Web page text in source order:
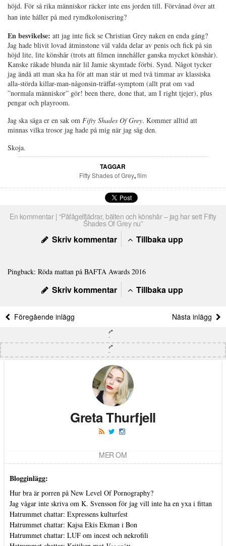
höjd. För så rika människor räcker inte ens jorden till. Förvånad över att
han inte håller på med rymdkolonisering?
En besvikelse: att jag inte fick se Christian Grey naken en enda gång?
Jag hade blivit lovad åtminstone väl valda delar av penis och fick på sin
höjd lite, lite könshår (trots att filmen innehåller ganska mycket könshår).
Kanske råkade blunda när lil Jamie skymtade förbi. Synd. Något tycker
jag ändå att man ska ha för att man står ut med två timmar av klassiska
alla-störda killar-man-någonsin-träffat-symptom (allt prat om vad
”normala människor” gör! been there, done that, am I right tjejer), plus
pengar och playroom.
Jag ska säga er en sak om Fifty Shades Of Grey. Kommer alltid att
minnas vilka trosor jag hade på mig när jag såg den.
Skoja.
TAGGAR
Fifty Shades of Grey,film
En kommentar | “Påfågelfjädrar, bälten och könshår – jag har sett Fifty
Shades Of Grey nu”
Skriv kommentar Tillbaka upp
Pingback: Röda mattan på BAFTA Awards 2016
Skriv kommentar Tillbaka upp
Föregående inlägg Nästa inlägg
Greta Thurfjell
MER OM
Blogginlägg:
Hur bra är porren på New Level Of Pornography?
Jag vågar inte skriva om K. Svensson för jag vill inte ha en yxa i fittan
Hatrummet chattar: Expressens kulturfest
Hatrummet chattar: Kajsa Ekis Ekman i Bon
Hatrummet chattar: LUF om incest och nekrofili